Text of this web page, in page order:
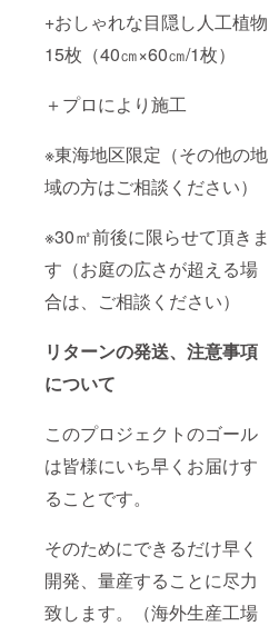
+おしゃれな目隠し人工植物
15枚（40㎝×60㎝/1枚）
＋プロにより施工
※東海地区限定（その他の地
域の方はご相談ください）
※30㎡前後に限らせて頂きま
す（お庭の広さが超える場
合は、ご相談ください）
リターンの発送、注意事項
について
このプロジェクトのゴール
は皆様にいち早くお届けす
ることです。
そのためにできるだけ早く
開発、量産することに尽力
致します。（海外生産工場